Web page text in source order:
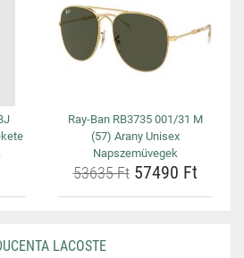
Ray-Ban RB3735 001/31 M
(57) Arany Unisex
Napszemüvegek
53635 Ft57490 Ft
LACOSTE